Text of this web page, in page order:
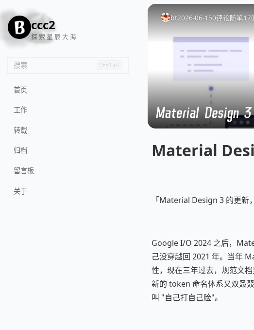
🙌
🐟
🏖️
ccc2
探 索 星 辰 大 海
搜索 Ctrl+K
首页
工作
转载
归档
留言板
关于
bt2026-06-150评论随笔17
Material Design 3
Material
「Material Design 3 的更新
Google I/O 2024 之后，
己没穿越回 2021 年。当年
性，现在三年过去，规范文
新的 token 命名体系又双叒
叫 "自己打自己脸"。